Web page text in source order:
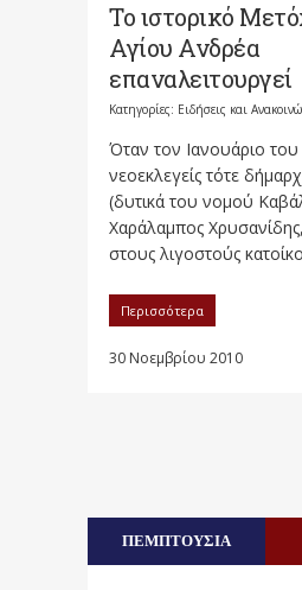
Το ιστορικό
Αγίου Ανδρέα
επαναλειτουργεί
Κατηγορίες: Ειδήσεις και
Όταν τον Ιανουάριο
νεοεκλεγείς τότε
(δυτικά του νομού
Χαράλαμπος
στους λιγοστούς
Περισσότερα
30 Νοεμβρίου 2010
ΠΕΜΠΤΟΥΣΙΑ